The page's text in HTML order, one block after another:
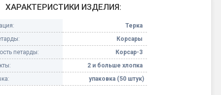
Небесные фонарики
Оборудование для
спецэффектов
ХАРАКТЕРИСТИКИ ИЗДЕЛИЯ:
Терка
Корсары
петарды:
Корсар-3
2 и больше хлопка
упаковка (50 штук)